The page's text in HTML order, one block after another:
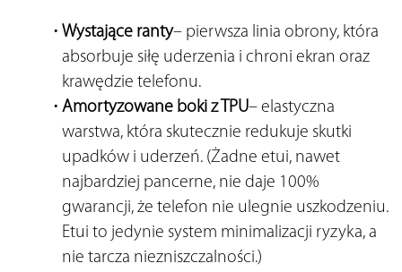
Wystające ranty– pierwsza linia obrony, która
absorbuje siłę uderzenia i chroni ekran oraz
krawędzie telefonu.
Amortyzowane boki z TPU– elastyczna
warstwa, która skutecznie redukuje skutki
upadków i uderzeń. (Żadne etui, nawet
najbardziej pancerne, nie daje 100%
gwarancji, że telefon nie ulegnie uszkodzeniu.
Etui to jedynie system minimalizacji ryzyka, a
nie tarcza niezniszczalności.)